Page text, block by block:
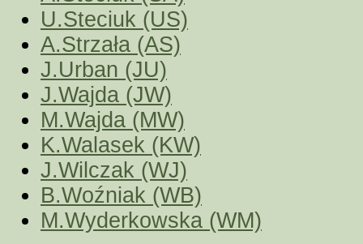
U.Steciuk (US)
A.Strzała (AS)
J.Urban (JU)
J.Wajda (JW)
M.Wajda (MW)
K.Walasek (KW)
J.Wilczak (WJ)
B.Woźniak (WB)
M.Wyderkowska (WM)